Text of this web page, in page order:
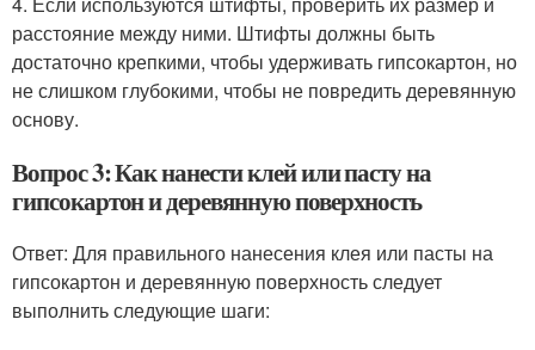
расстояние между ними. Штифты должны быть
достаточно крепкими, чтобы удерживать гипсокартон, но
не слишком глубокими, чтобы не повредить деревянную
основу.
Вопрос 3: Как нанести клей или пасту на
гипсокартон и деревянную поверхность
Ответ: Для правильного нанесения клея или пасты на
гипсокартон и деревянную поверхность следует
выполнить следующие шаги: